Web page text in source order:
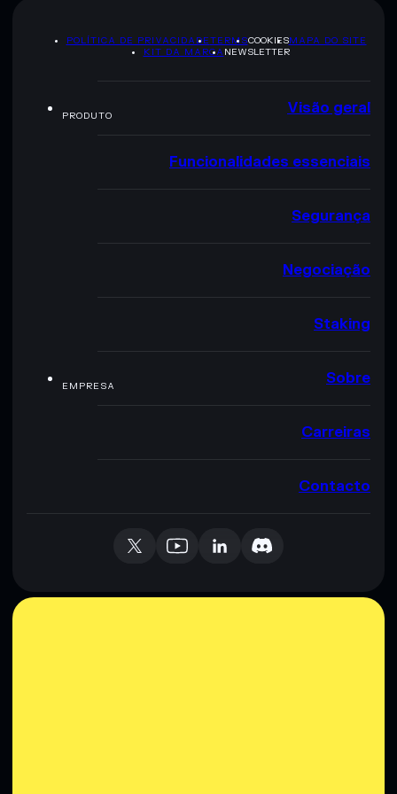
POLÍTICA DE PRIVACIDADETERMSCOOKIESMAPA DO SITE
KIT DA MARCA NEWSLETTER
PRODUTO Visão geral
Funcionalidades essenciais
Segurança
Negociação
Staking
EMPRESA Sobre
Carreiras
Contacto